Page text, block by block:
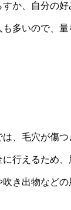
か、自分の好
多いので、
、毛穴が傷
行えるため
き出物など